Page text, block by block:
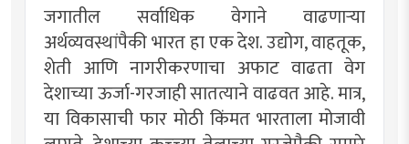
जगातील सर्वाधिक वेगाने वाढणाऱ्या
अर्थव्यवस्थांपैकी भारत हा एक देश. उद्योग, वाहतूक,
शेती आणि नागरीकरणाचा अफाट वाढता वेग
देशाच्या ऊर्जा-गरजाही सातत्याने वाढवत आहे. मात्र,
या विकासाची फार मोठी किंमत भारताला मोजावी